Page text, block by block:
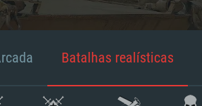
Batalhas realísticas